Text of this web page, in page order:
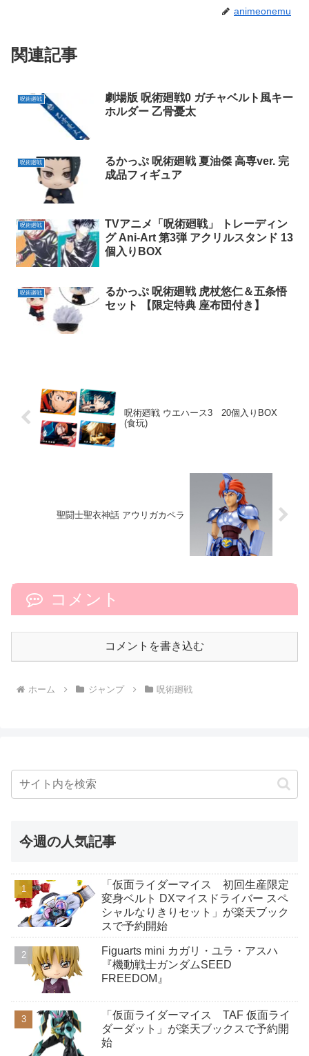
animeonemu
関連記事
呪術廻戦
劇場版 呪術廻戦0 ガチャベルト風キー
ホルダー 乙骨憂太
呪術廻戦
るかっぷ 呪術廻戦 夏油傑 高専ver. 完
成品フィギュア
呪術廻戦
TVアニメ「呪術廻戦」 トレーディン
グ Ani-Art 第3弾 アクリルスタンド 13
個入りBOX
呪術廻戦
るかっぷ 呪術廻戦 虎杖悠仁＆五条悟
セット 【限定特典 座布団付き】
呪術廻戦 ウエハース3 20個入りBOX
(食玩)
聖闘士聖衣神話 アウリガカペラ
コメント
コメントを書き込む
ホーム ジャンプ 呪術廻戦
今週の人気記事
「仮面ライダーマイス 初回生産限定
変身ベルト DXマイスドライバー スペ
シャルなりきりセット」が楽天ブック
スで予約開始
Figuarts mini カガリ・ユラ・アスハ
『機動戦士ガンダムSEED
FREEDOM』
「仮面ライダーマイス TAF 仮面ライ
ダーダット」が楽天ブックスで予約開
始